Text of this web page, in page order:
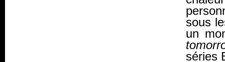
sous
un
séries